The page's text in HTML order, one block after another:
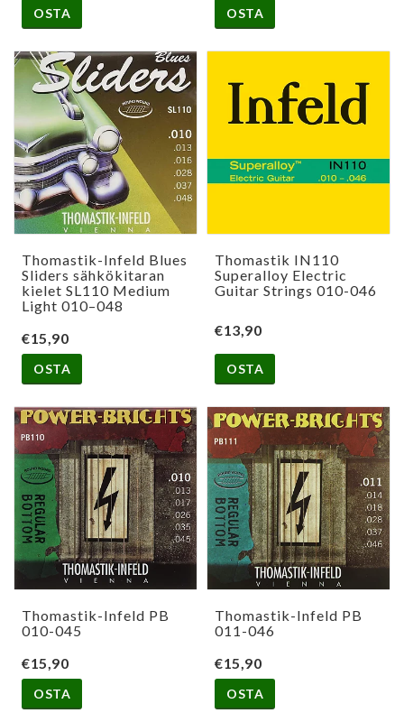
OSTA OSTA
Thomastik-Infeld Blues
Sliders sähkökitaran
kielet SL110 Medium
Light 010–048
€15,90
OSTA
Thomastik IN110
Superalloy Electric
Guitar Strings 010-046
€13,90
OSTA
Thomastik-Infeld PB
010-045
€15,90
OSTA
Thomastik-Infeld PB
011-046
€15,90
OSTA